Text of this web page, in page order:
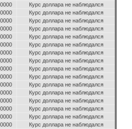
Курс доллара не наблюдался
Курс доллара не наблюдался
Курс доллара не наблюдался
Курс доллара не наблюдался
Курс доллара не наблюдался
Курс доллара не наблюдался
Курс доллара не наблюдался
Курс доллара не наблюдался
Курс доллара не наблюдался
Курс доллара не наблюдался
Курс доллара не наблюдался
Курс доллара не наблюдался
Курс доллара не наблюдался
Курс доллара не наблюдался
Курс доллара не наблюдался
Курс доллара не наблюдался